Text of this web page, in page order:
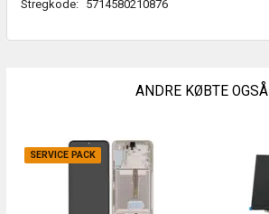
Stregkode: 5714580210876
ANDRE KØBTE OGSÅ
SERVICE PACK